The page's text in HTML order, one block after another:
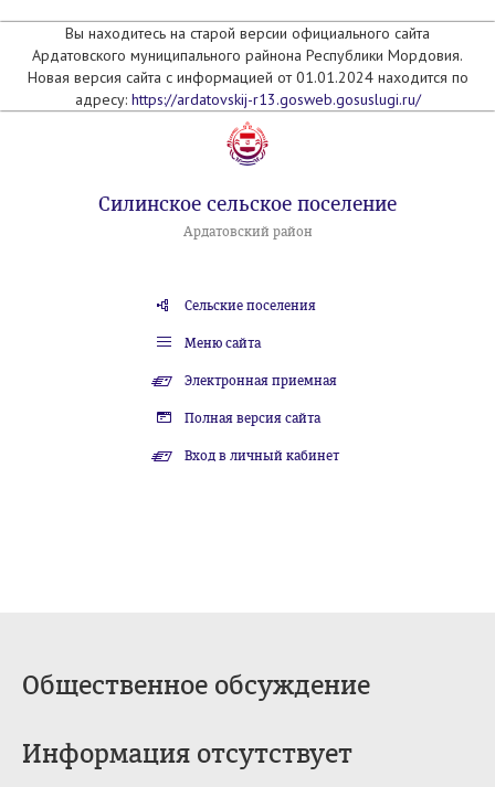
Вы находитесь на старой версии официального сайта
Ардатовского муниципального райнона Республики Мордовия.
Новая версия сайта с информацией от 01.01.2024 находится по
адресу: https://ardatovskij-r13.gosweb.gosuslugi.ru/
Силинское сельское поселение
Ардатовский район
Сельские поселения
Меню сайта
Электронная приемная
Полная версия сайта
Вход в личный кабинет
Общественное обсуждение
Информация отсутствует